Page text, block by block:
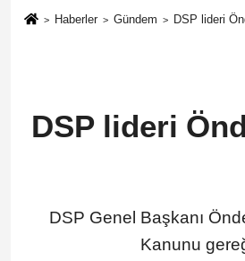
Haberler Gündem DSP lideri
DSP lideri
DSP Genel Başkanı
Kanunu